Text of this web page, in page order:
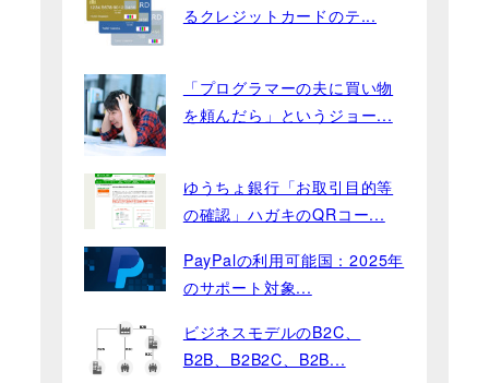
るクレジットカードのテ...
「プログラマーの夫に買い物
を頼んだら」というジョー...
ゆうちょ銀行「お取引目的等
の確認」ハガキのQRコー...
PayPalの利用可能国：2025年
のサポート対象...
ビジネスモデルのB2C、
B2B、B2B2C、B2B...